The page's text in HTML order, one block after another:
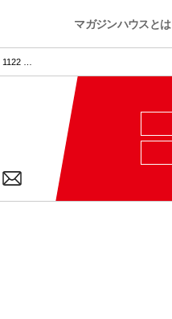
マガジンハウスとは
…